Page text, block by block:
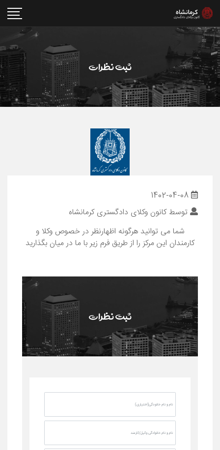
ثبت نظرات
توسطکانون وکلای دادگستری کرمانشاه
شما می توانید هرگونه اظهارنظر در خصوص وکلا و
کارمندان این مرکز را از طریق فرم زیر با ما در میان بگذارید
ثبت نظرات